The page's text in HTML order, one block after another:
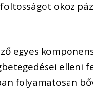
okoz
egyes
elleni
folyamatosan